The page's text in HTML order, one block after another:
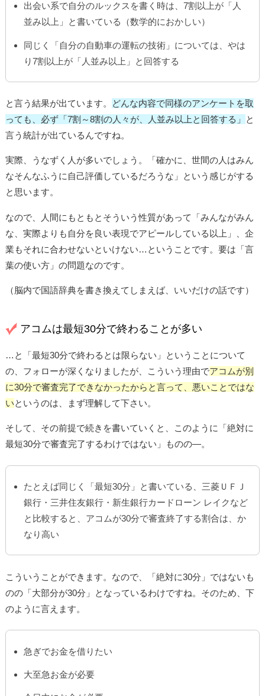
出会い系で自分のルックスを書く時は、7割以上が「人
並み以上」と書いている（数学的におかしい）
同じく「自分の自動車の運転の技術」については、やは
り7割以上が「人並み以上」と回答する
と言う結果が出ています。
どんな内容で同様のアンケートを取
っても、必ず「7割～8割の人々が、人並み以上と回答する」
と
言う統計が出ているんですね。
実際、うなずく人が多いでしょう。「確かに、世間の人はみん
なそんなふうに自己評価しているだろうな」という感じがする
と思います。
なので、人間にもともとそういう性質があって「みんながみん
な、実際よりも自分を良い表現でアピールしている以上」、企
業もそれに合わせないといけない…ということです。要は「言
葉の使い方」の問題なのです。
（脳内で国語辞典を書き換えてしまえば、いいだけの話です）
アコムは最短30分で終わることが多い
…と「最短30分で終わるとは限らない」ということについて
の、フォローが深くなりましたが、こういう理由でアコムが別
に30分で審査完了できなかったからと言って、悪いことではな
いというのは、まず理解して下さい。
そして、その前提で続きを書いていくと、このように「絶対に
最短30分で審査完了するわけではない」ものの―。
たとえば同じく「最短30分」と書いている、三菱ＵＦＪ
銀行・三井住友銀行・新生銀行カードローン レイクなど
と比較すると、アコムが30分で審査終了する割合は、か
なり高い
こういうことができます。なので、「絶対に30分」ではないも
のの「大部分が30分」となっているわけですね。そのため、下
のように言えます。
急ぎでお金を借りたい
大至急お金が必要